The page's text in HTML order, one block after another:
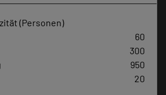
(Personen)
60
300
950
20